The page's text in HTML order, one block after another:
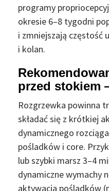
programy
okresie 6–8 tygodni
i zmniejszają częstość
i kolan.
przed stokiem
Rozgrzewka powinna
składać się z krótkiej
dynamicznego
pośladków i core.
lub szybki marsz 3–4
dynamiczne wymachy
aktywacja pośladków